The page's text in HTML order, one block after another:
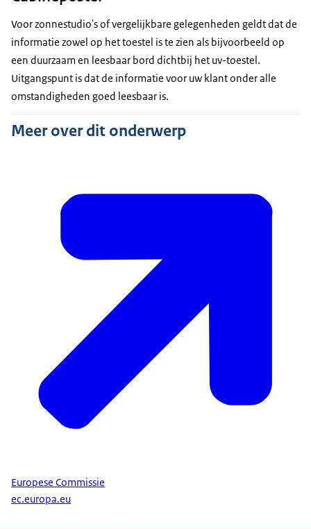
Voor zonnestudio's of vergelijkbare gelegenheden geldt dat de
informatie zowel op het toestel is te zien als bijvoorbeeld op
een duurzaam en leesbaar bord dichtbij het uv-toestel.
Uitgangspunt is dat de informatie voor uw klant onder alle
omstandigheden goed leesbaar is.
Meer over dit onderwerp
Europese Commissie
ec.europa.eu